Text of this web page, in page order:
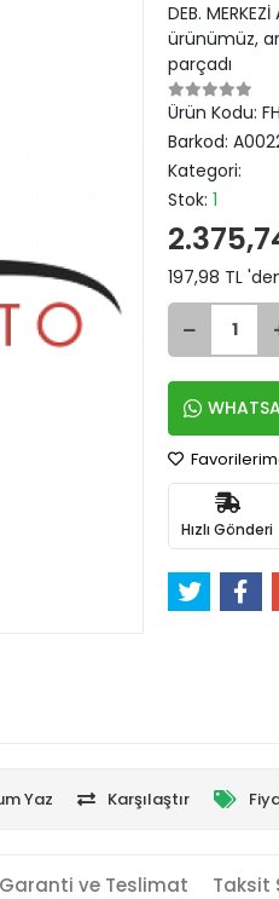
DEB.
ürünümüz,
parçadı
Ürün Kodu:
Barkod:
Kategori:
Stok: 1
197,98 TL
Hızlı Gönderi
Yaz Karşılaştır
Garanti ve Teslimat Taksit